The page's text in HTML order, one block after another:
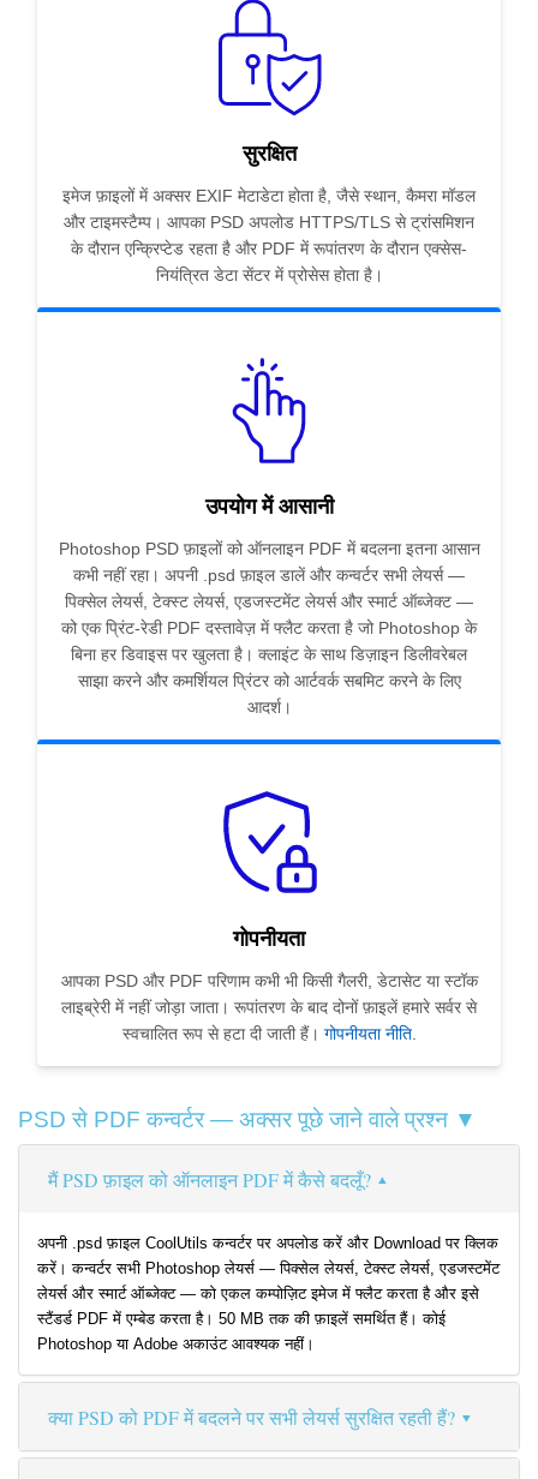
सुरक्षित
इमेज फ़ाइलों में अक्सर EXIF मेटाडेटा होता है, जैसे स्थान, कैमरा मॉडल
और टाइमस्टैम्प। आपका PSD अपलोड HTTPS/TLS से ट्रांसमिशन
के दौरान एन्क्रिप्टेड रहता है और PDF में रूपांतरण के दौरान एक्सेस-
नियंत्रित डेटा सेंटर में प्रोसेस होता है।
उपयोग में आसानी
Photoshop PSD फ़ाइलों को ऑनलाइन PDF में बदलना इतना आसान
कभी नहीं रहा। अपनी .psd फ़ाइल डालें और कन्वर्टर सभी लेयर्स —
पिक्सेल लेयर्स, टेक्स्ट लेयर्स, एडजस्टमेंट लेयर्स और स्मार्ट ऑब्जेक्ट —
को एक प्रिंट-रेडी PDF दस्तावेज़ में फ्लैट करता है जो Photoshop के
बिना हर डिवाइस पर खुलता है। क्लाइंट के साथ डिज़ाइन डिलीवरेबल
साझा करने और कमर्शियल प्रिंटर को आर्टवर्क सबमिट करने के लिए
आदर्श।
गोपनीयता
आपका PSD और PDF परिणाम कभी भी किसी गैलरी, डेटासेट या स्टॉक
लाइब्रेरी में नहीं जोड़ा जाता। रूपांतरण के बाद दोनों फ़ाइलें हमारे सर्वर से
स्वचालित रूप से हटा दी जाती हैं। गोपनीयता नीति.
PSD से PDF कन्वर्टर — अक्सर पूछे जाने वाले प्रश्न ▼
मैं PSD फ़ाइल को ऑनलाइन PDF में कैसे बदलूँ?
अपनी .psd फ़ाइल CoolUtils कन्वर्टर पर अपलोड करें और Download पर क्लिक
करें। कन्वर्टर सभी Photoshop लेयर्स — पिक्सेल लेयर्स, टेक्स्ट लेयर्स, एडजस्टमेंट
लेयर्स और स्मार्ट ऑब्जेक्ट — को एकल कम्पोज़िट इमेज में फ्लैट करता है और इसे
स्टैंडर्ड PDF में एम्बेड करता है। 50 MB तक की फ़ाइलें समर्थित हैं। कोई
Photoshop या Adobe अकाउंट आवश्यक नहीं।
क्या PSD को PDF में बदलने पर सभी लेयर्स सुरक्षित रहती हैं?